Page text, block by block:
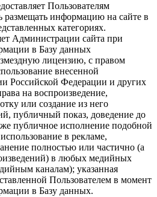
Пользователям
размещать информацию на сайте в
категориях.
Администрации сайта при
в Базу данных
лицензию, с правом
внесенной
Российской Федерации и других
на воспроизведение,
или создание из него
публичный показ, доведение до
публичное исполнение подобной
в рекламе,
полностью или частично (а
в любых медийных
каналам); указанная
Пользователем в момент
в Базу данных.